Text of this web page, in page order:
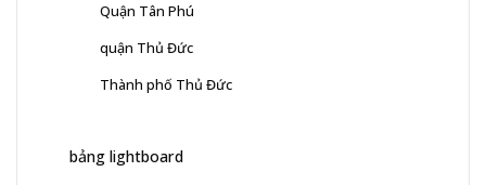
Quận Tân Phú
quận Thủ Đức
Thành phố Thủ Đức
bảng lightboard